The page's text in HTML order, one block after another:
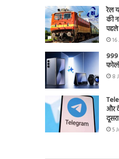
रेल
की
999
8
और
5